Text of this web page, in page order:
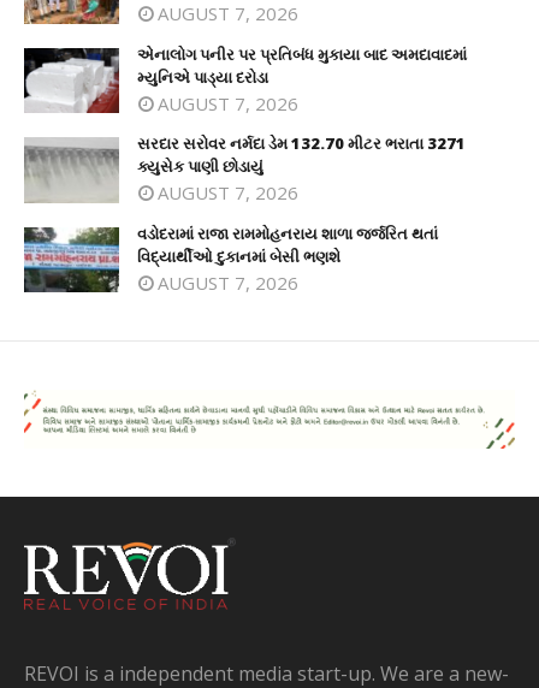
AUGUST 7, 2026
એનાલોગ પનીર પર પ્રતિબંધ મુકાયા બાદ અમદાવાદમાં
મ્યુનિએ પાડ્યા દરોડા
AUGUST 7, 2026
સરદાર સરોવર નર્મદા ડેમ 132.70 મીટર ભરાતા 3271
ક્યુસેક પાણી છોડાયું
AUGUST 7, 2026
વડોદરામાં રાજા રામમોહનરાય શાળા જર્જરિત થતાં
વિદ્યાર્થીઓ દુકાનમાં બેસી ભણશે
AUGUST 7, 2026
REVOI is a independent media start-up. We are a new-